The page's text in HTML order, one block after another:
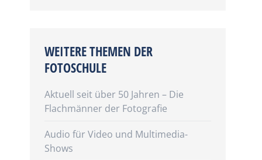
WEITERE THEMEN DER
FOTOSCHULE
Aktuell seit über 50 Jahren – Die
Flachmänner der Fotografie
Audio für Video und Multimedia-
Shows